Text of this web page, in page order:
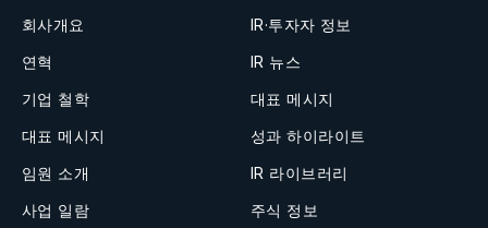
회사개요
연혁
기업 철학
대표 메시지
임원 소개
사업 일람
IR·투자자 정보
IR 뉴스
대표 메시지
성과 하이라이트
IR 라이브러리
주식 정보